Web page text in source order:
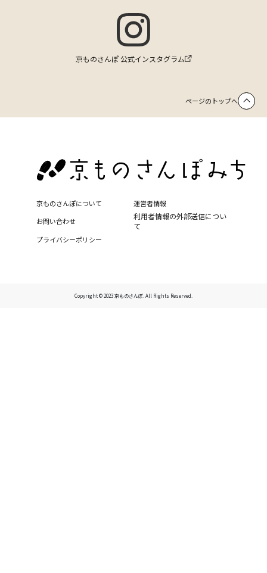
京ものさんぽ 公式インスタグラム
ページのトップへ
京ものさんぽについて
運営者情報
お問い合わせ
利用者情報の外部送信につい
て
プライバシーポリシー
Copyright © 2023 京ものさんぽ. All Rights Reserved.